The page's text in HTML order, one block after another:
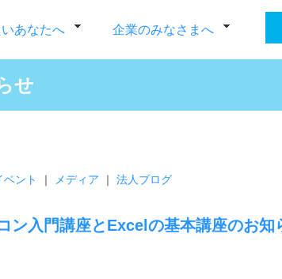
あなたへ 企業のみなさまへ
せ
ベント ｜ メディア ｜ 法人ブログ
ン入門講座とExcelの基本講座のお知